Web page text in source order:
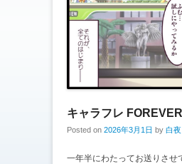
キャラフレ FOREVER
Posted on 2026年3月1日 by 白夜
一年半にわたってお送りさせ